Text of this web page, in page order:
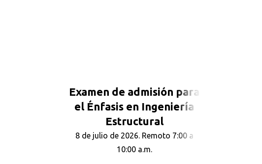
Examen de admisión para
el Énfasis en Ingeniería
Estructural
8 de julio de 2026. Remoto 7:00 a
10:00 a.m.